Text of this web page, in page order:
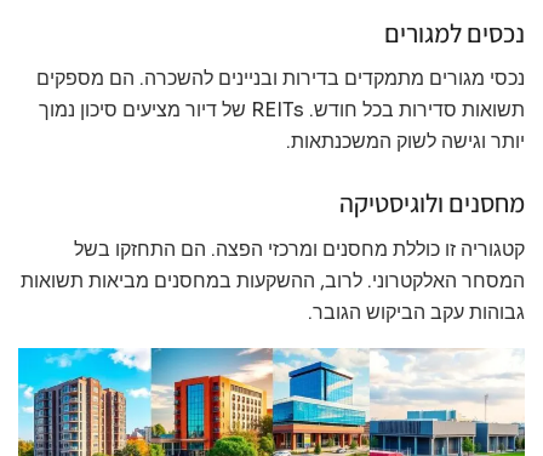
נכסים למגורים
נכסי מגורים מתמקדים בדירות ובניינים להשכרה. הם מספקים
תשואות סדירות בכל חודש. REITs של דיור מציעים סיכון נמוך
יותר וגישה לשוק המשכנתאות.
מחסנים ולוגיסטיקה
קטגוריה זו כוללת מחסנים ומרכזי הפצה. הם התחזקו בשל
המסחר האלקטרוני. לרוב, ההשקעות במחסנים מביאות תשואות
גבוהות עקב הביקוש הגובר.